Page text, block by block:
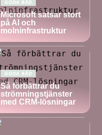
GODA RÅD
Microsoft satsar stort
på AI och
molninfrastruktur
GODA RÅD
Så förbättrar du
strömningstjänster
med CRM-lösningar